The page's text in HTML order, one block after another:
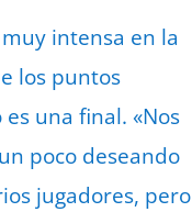
intensa en la
los puntos
una final. «Nos
poco deseando
jugadores, pero